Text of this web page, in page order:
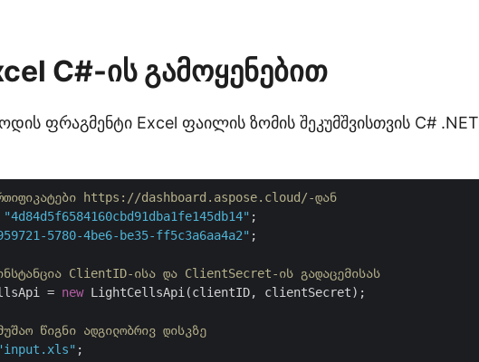
C#-ის გამოყენებით
ფრაგმენტი Excel ფაილის ზომის შეკუმშვისთვის C# .NET
https://dashboard.aspose.cloud/-დან
"4d84d5f6584160cbd91dba1fe145db14"
5780-4be6-be35-ff5c3a6aa4a2" ;
ClientID-ისა და ClientSecret-ის გადაცემისას
= new LightCellsApi(clientID, clientSecret);
წიგნი ადგილობრივ დისკზე
;